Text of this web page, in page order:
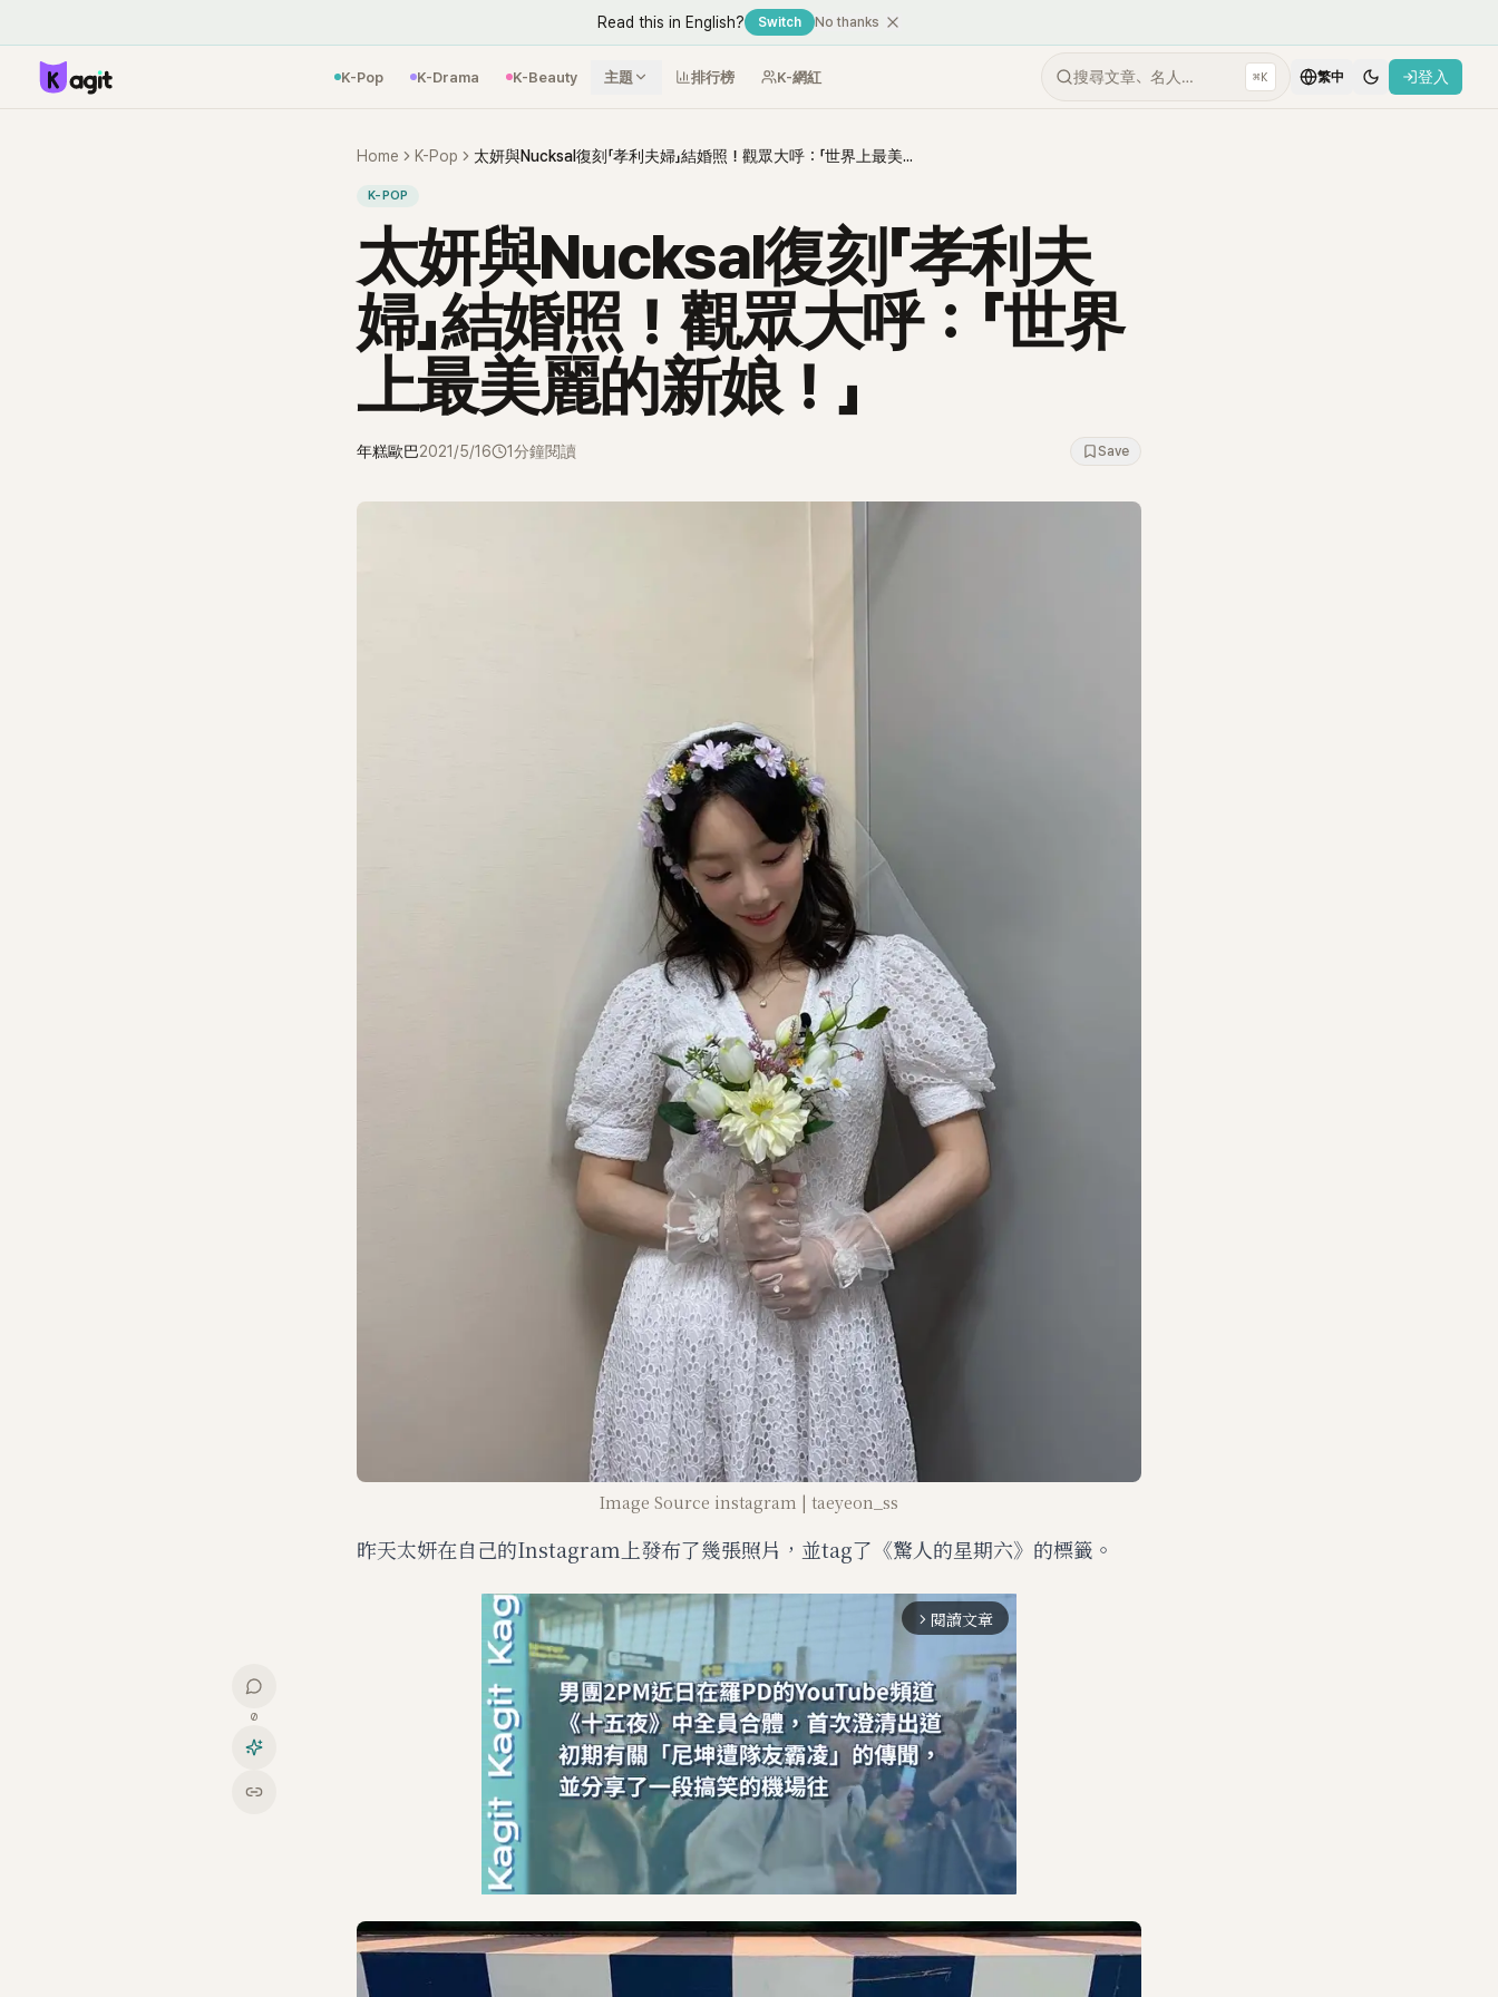
Read this in English? Switch No thanks
K-Pop K-Drama K-Beauty 主題 排行榜 K-網紅 搜尋文章、名人… ⌘K 繁中 登入
Home K-Pop 太妍與Nucksal復刻「孝利夫婦」結婚照！觀眾大呼：「世界上最美麗的新娘！」
K-POP
太妍與Nucksal復刻「孝利夫
婦」結婚照！觀眾大呼：「世界
上最美麗的新娘！」
年糕歐巴2021/5/16 1分鐘閱讀 Save
Image Source instagram | taeyeon_ss
昨天太妍在自己的Instagram上發布了幾張照片，並tag了《驚人的星期六》的標籤。
arrow_forward_ios 閱讀文章
M
0